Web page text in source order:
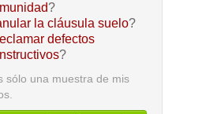
?
la cláusula suelo?
defectos
?
sólo una muestra de mis